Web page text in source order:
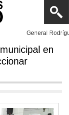
a la Escuela N.° 4
en